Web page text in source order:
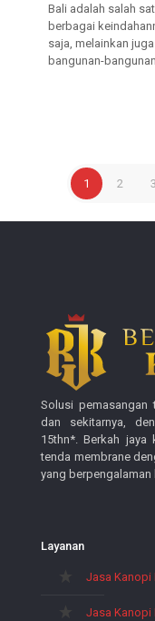
Bali adalah salah
berbagai
saja, melainkan
bangunan-
1 2 3
Solusi pemasangan
dan sekitarnya,
15thn*. Berkah jaya
tenda membrane
yang
Layanan
Jasa Kanopi
Jasa Kanopi